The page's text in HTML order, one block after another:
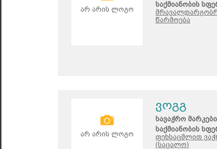
არ არის ლოგო
საქმიანობის
წარმოება
არ არის ლოგო
ვოგგ
სავაჭრო
საქმიანობის
ფეხსაცმლით
(საცალო)